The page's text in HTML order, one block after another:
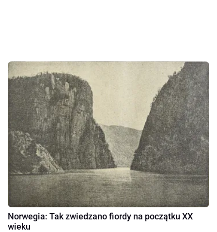
Norwegia: Tak zwiedzano fiordy na początku XX
wieku